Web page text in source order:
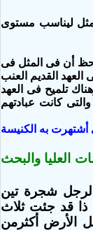
ليناسب مستوى
عموماً كرمز لإسرائيل (هو 9: 10) (يوء 1: 7) ولكننا نلاحظ أن فى المثل فى
العهد القديم العنب
تلميح فى العهد
كانت عبادتهم
أشتهرت به الكنيسة
العليا والبحث
لرجل شجرة تين
ذا قد جئت ثلاث
الأرض أكثرمن